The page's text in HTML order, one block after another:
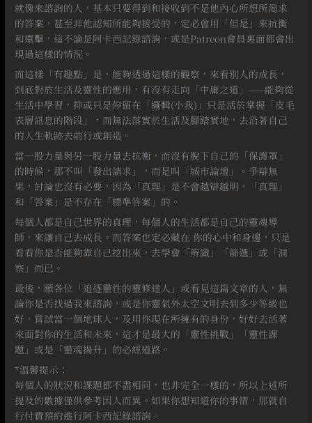
就像來諮詢的人，基本只要得到和接收到不是他內心所想所渴求
的答案，甚至非他認知所能夠接受的，定必會用「但是」來抗衡
和還擊，這不論是阿卡西記錄諮詢，或是Patreon會員裏面都會出
現過這樣的情況。
而這樣「有趣點」是，能夠透過這樣的觀察，來看別人的成長，
到底對於生活及靈性的應用，有沒有走向「中庸之道」——能夠從
生活中學習，抑或只是停留在「邏輯(小我)」只是活於掌握「皮毛
表層訊息的階段」，而無法落實於生活及腳踏實地，去沿著自己
的人生軌跡去前行或創造。
當一股力量與另一股力量去抗衡，而沒有脫下自己的「保護罩」
的時候，那不叫「發出請求」，而是叫「城市論壇」。爭辯無
果，討論也沒有必要，因為「真理」是不會越辯越明，「真理」
和「答案」是不存在「標準答案」的。
每個人都是自己世界的真理，每個人的生活都是自己的靈魂導
師，來讓自己去成長。而答案也定必藏在 你的心中和身邊，只是
看看你是否能夠靠自己挖出來，去學會「辨識」「篩選」或「洞
察」而已。
最後，願各位「追逐靈性的靈修達人」或看見這篇文章的人，無
論你是否找過我來諮詢，或是你靈氣外太空文明去到多少等級也
好，嘗試當一個地球人，及用你現在所擁有的身份，好好去活著
來面對你的生活和未來，這才是最大的「靈性挑戰」「靈性課
題」或是「靈魂揚升」的必經道路。
*溫馨提示：
每個人的狀況和課題都不盡相同，也非完全一樣的，所以上述所
提及的數據僅供參考因人而異。如果你想知道你的事情，那就自
行付費預約進行阿卡西記錄諮詢。